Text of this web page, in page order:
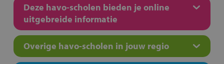
Deze havo-scholen bieden je online
uitgebreide informatie
Overige havo-scholen in jouw regio